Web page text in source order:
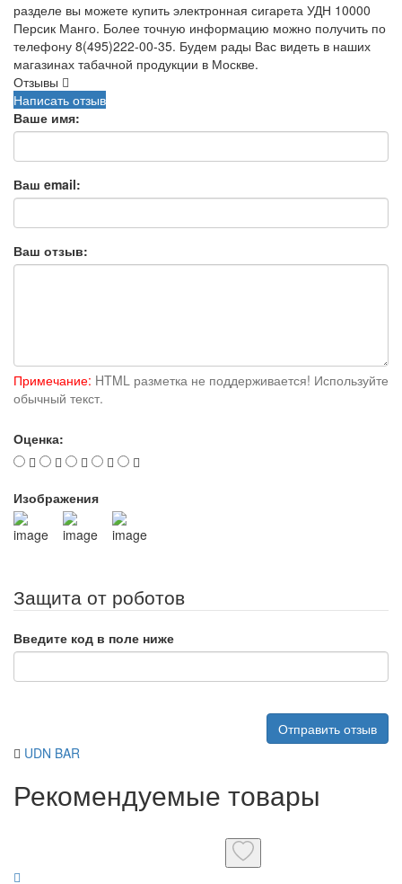
разделе вы можете купить электронная сигарета УДН 10000
Персик Манго. Более точную информацию можно получить по
телефону 8(495)222-00-35. Будем рады Вас видеть в наших
магазинах табачной продукции в Москве.
Отзывы
Написать отзыв
Ваше имя:
Ваш email:
Ваш отзыв:
Примечание: HTML разметка не поддерживается! Используйте
обычный текст.
Оценка:
Изображения
Защита от роботов
Введите код в поле ниже
Отправить отзыв
UDN BAR
Рекомендуемые товары